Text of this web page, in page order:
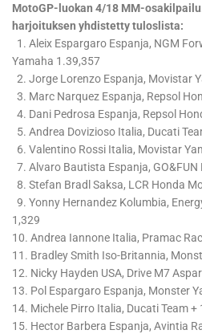
MotoGP-luokan 4/18 MM-
harjoituksen yhdistetty tuloslista:
1. Aleix Espargaro Espanja, NGM
Yamaha 1.39,357
2. Jorge Lorenzo Espanja, Movistar
3. Marc Narquez Espanja, Repsol
4. Dani Pedrosa Espanja, Repsol
5. Andrea Dovizioso Italia, Ducati
6. Valentino Rossi Italia, Movistar
7. Alvaro Bautista Espanja, GO&FUN
8. Stefan Bradl Saksa, LCR Honda
9. Yonny Hernandez Kolumbia,
1,329
10. Andrea Iannone Italia, Pramac
11. Bradley Smith Iso-Britannia,
12. Nicky Hayden USA, Drive M7
13. Pol Espargaro Espanja, Monster
14. Michele Pirro Italia, Ducati Team +
15. Hector Barbera Espanja, Avintia